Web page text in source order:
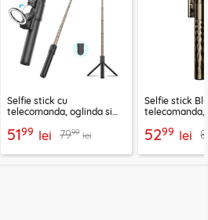
Selfie stick cu
telecomanda, oglinda si
5199 lei 7999 lei
Selfie stick
telecomanda,
5299 lei